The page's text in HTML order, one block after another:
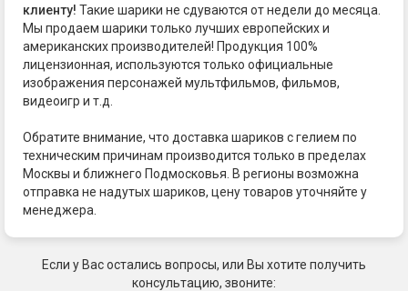
клиенту! Такие шарики не сдуваются от недели до месяца.
Мы продаем шарики только лучших европейских и
американских производителей! Продукция 100%
лицензионная, используются только официальные
изображения персонажей мультфильмов, фильмов,
видеоигр и т.д.
Обратите внимание, что доставка шариков с гелием по
техническим причинам производится только в пределах
Москвы и ближнего Подмосковья. В регионы возможна
отправка не надутых шариков, цену товаров уточняйте у
менеджера.
Если у Вас остались вопросы, или Вы хотите получить
консультацию, звоните: